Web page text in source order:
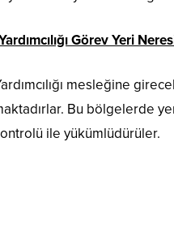
Görev Yeri
mesleğine
Bu bölgelerde
ile yükümlüdürüler.